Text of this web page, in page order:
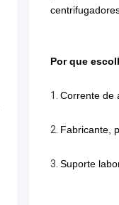
Por que
1. Corrente de
2. Fabricante,
3. Suporte